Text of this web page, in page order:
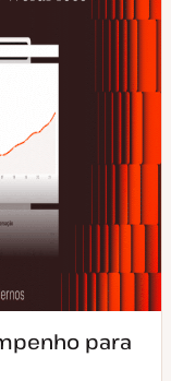
para